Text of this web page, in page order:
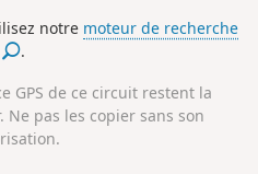
notre moteur de recherche
.
GPS de ce circuit restent la
pas les copier sans son